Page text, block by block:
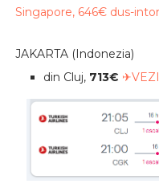
Singapore, 646€ dus-
JAKARTA (Indonezia)
din Cluj, 713€